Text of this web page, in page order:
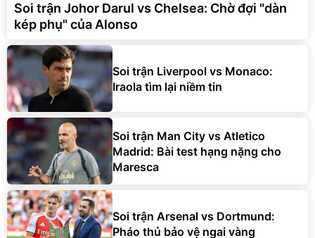
Soi trận Johor Darul vs Chelsea: Chờ đợi "dàn
kép phụ" của Alonso
Soi trận Liverpool vs Monaco:
Iraola tìm lại niềm tin
Soi trận Man City vs Atletico
Madrid: Bài test hạng nặng cho
Maresca
Soi trận Arsenal vs Dortmund:
Pháo thủ bảo vệ ngai vàng